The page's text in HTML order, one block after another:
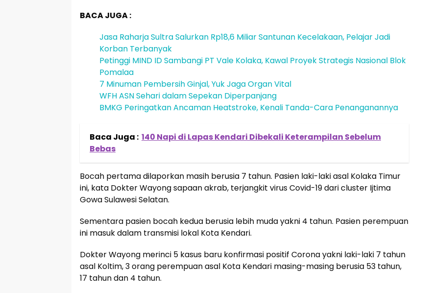
BACA JUGA :
Jasa Raharja Sultra Salurkan Rp18,6 Miliar Santunan Kecelakaan, Pelajar Jadi
Korban Terbanyak
Petinggi MIND ID Sambangi PT Vale Kolaka, Kawal Proyek Strategis Nasional Blok
Pomalaa
7 Minuman Pembersih Ginjal, Yuk Jaga Organ Vital
WFH ASN Sehari dalam Sepekan Diperpanjang
BMKG Peringatkan Ancaman Heatstroke, Kenali Tanda-Cara Penanganannya
Baca Juga : 140 Napi di Lapas Kendari Dibekali Keterampilan Sebelum
Bebas
Bocah pertama dilaporkan masih berusia 7 tahun. Pasien laki-laki asal Kolaka Timur
ini, kata Dokter Wayong sapaan akrab, terjangkit virus Covid-19 dari cluster Ijtima
Gowa Sulawesi Selatan.
Sementara pasien bocah kedua berusia lebih muda yakni 4 tahun. Pasien perempuan
ini masuk dalam transmisi lokal Kota Kendari.
Dokter Wayong merinci 5 kasus baru konfirmasi positif Corona yakni laki-laki 7 tahun
asal Koltim, 3 orang perempuan asal Kota Kendari masing-masing berusia 53 tahun,
17 tahun dan 4 tahun.